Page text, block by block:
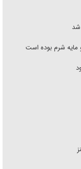
شد
مایه شرم بوده است